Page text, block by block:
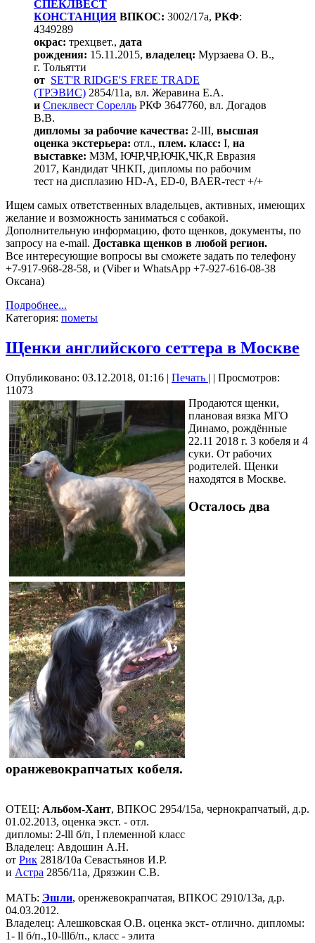
СПЕКЛВЕСТ
КОНСТАНЦИЯ ВПКОС: 3002/17а, РКФ:
4349289
окрас: трехцвет., дата
рождения: 15.11.2015, владелец: Мурзаева О. В.,
г. Тольятти
от SET'R RIDGE'S FREE TRADE
(ТРЭВИС) 2854/11а, вл. Жеравина Е.А.
и Спеклвест Сорелль РКФ 3647760, вл. Догадов
В.В.
дипломы за рабочие качества: 2-III, высшая
оценка экстерьера: отл., плем. класс: I, на
выставке: МЗМ, ЮЧР,ЧР,ЮЧК,ЧК,R Евразия
2017, Кандидат ЧНКП, дипломы по рабочим
тест на дисплазию HD-A, ED-0, BAER-тест +/+
Ищем самых ответственных владельцев, активных, имеющих
желание и возможность заниматься с собакой.
Дополнительную информацию, фото щенков, документы, по
запросу на e-mail. Доставка щенков в любой регион.
Все интересующие вопросы вы сможете задать по телефону
+7-917-968-28-58, и (Viber и WhatsApp +7-927-616-08-38
Оксана)
Подробнее...
Категория: пометы
Щенки английского сеттера в Москве
Опубликовано: 03.12.2018, 01:16 | Печать | | Просмотров:
11073
Продаются щенки,
плановая вязка МГО
Динамо, рождённые
22.11 2018 г. 3 кобеля и 4
суки. От рабочих
родителей. Щенки
находятся в Москве.
Осталось два
оранжевокрапчатых кобеля.
ОТЕЦ: Альбом-Хант, ВПКОС 2954/15а, чернокрапчатый, д.р.
01.02.2013, оценка экст. - отл.
дипломы: 2-lll б/п, I племенной класс
Владелец: Авдошин А.Н.
от Рик 2818/10а Севастьянов И.Р.
и Астра 2856/11а, Дрязжин С.В.
МАТЬ: Эшли, оренжевокрапчатая, ВПКОС 2910/13а, д.р.
04.03.2012.
Владелец: Алешковская О.В. оценка экст- отлично. дипломы:
1- ll б/п.,10-lllб/п., класс - элита